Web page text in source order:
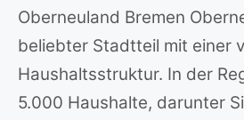
Oberneuland Bremen
beliebter Stadtteil mit einer
Haushaltsstruktur. In der
5.000 Haushalte, darunter